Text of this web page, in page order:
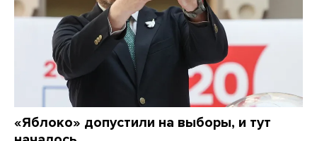
«Яблоко» допустили на выборы, и тут